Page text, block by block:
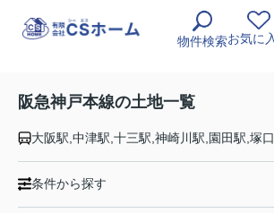
物件検索お気に
阪急神戸本線の土地一覧
条件から探す